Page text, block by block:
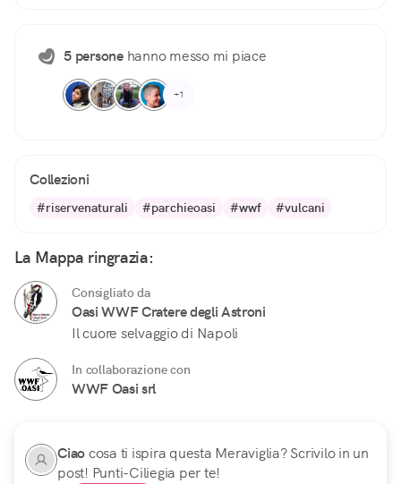
5 personehanno messo mi piace
+1
Collezioni
#riservenaturali #parchieoasi #wwf #vulcani
La Mappa ringrazia:
Consigliato da
Oasi WWF Cratere degli Astroni
Il cuore selvaggio di Napoli
In collaborazione con
WWF Oasi srl
Ciaocosa ti ispira questa Meraviglia? Scrivilo in un
post! Punti-Ciliegia per te!